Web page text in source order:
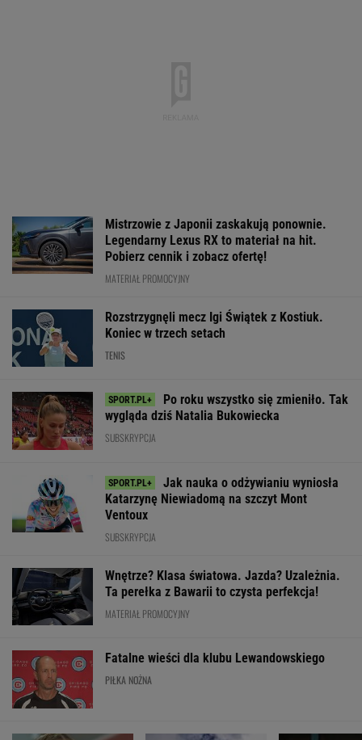
Mistrzowie z Japonii zaskakują ponownie.
Legendarny Lexus RX to materiał na hit.
Pobierz cennik i zobacz ofertę!
MATERIAŁ PROMOCYJNY
Rozstrzygnęli mecz Igi Świątek z Kostiuk.
Koniec w trzech setach
TENIS
Po roku wszystko się zmieniło. Tak
wygląda dziś Natalia Bukowiecka
SUBSKRYPCJA
Jak nauka o odżywianiu wyniosła
Katarzynę Niewiadomą na szczyt Mont
Ventoux
SUBSKRYPCJA
Wnętrze? Klasa światowa. Jazda? Uzależnia.
Ta perełka z Bawarii to czysta perfekcja!
MATERIAŁ PROMOCYJNY
Fatalne wieści dla klubu Lewandowskiego
PIŁKA NOŻNA